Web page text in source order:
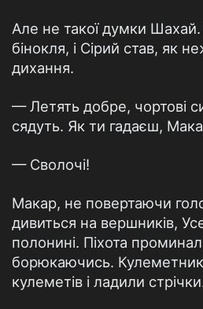
Але не такої думки Шахай.
бінокля, і Сірий став, як
дихання.
— Летять добре, чортові
сядуть. Як ти гадаєш,
— Сволочі!
Макар, не повертаючи
дивиться на вершників,
полонині. Піхота
борюкаючись.
кулеметів і ладили